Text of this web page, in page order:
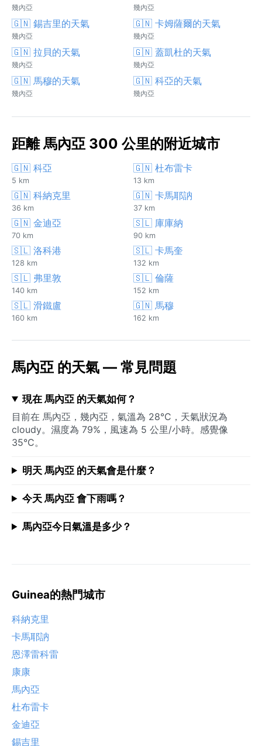
幾內亞 幾內亞
🇬🇳 錫吉里的天氣
幾內亞
🇬🇳 卡姆薩爾的天氣
幾內亞
🇬🇳 拉貝的天氣
幾內亞
🇬🇳 蓋凱杜的天氣
幾內亞
🇬🇳 馬穆的天氣
幾內亞
🇬🇳 科亞的天氣
幾內亞
距離 馬內亞 300 公里的附近城市
🇬🇳 科亞
5 km
🇬🇳 杜布雷卡
13 km
🇬🇳 科納克里
36 km
🇬🇳 卡馬耶訥
37 km
🇬🇳 金迪亞
70 km
🇸🇱 庫庫納
90 km
🇸🇱 洛科港
128 km
🇸🇱 卡馬奎
132 km
🇸🇱 弗里敦
140 km
🇸🇱 倫薩
152 km
🇸🇱 滑鐵盧
160 km
🇬🇳 馬穆
162 km
馬內亞 的天氣 — 常見問題
現在 馬內亞 的天氣如何？
目前在 馬內亞，幾內亞，氣溫為 28°C，天氣狀況為
cloudy。濕度為 79%，風速為 5 公里/小時。感覺像
35°C。
明天 馬內亞 的天氣會是什麼？
今天 馬內亞 會下雨嗎？
馬內亞今日氣溫是多少？
Guinea的熱門城市
科納克里
卡馬耶訥
恩澤雷科雷
康康
馬內亞
杜布雷卡
金迪亞
錫吉里